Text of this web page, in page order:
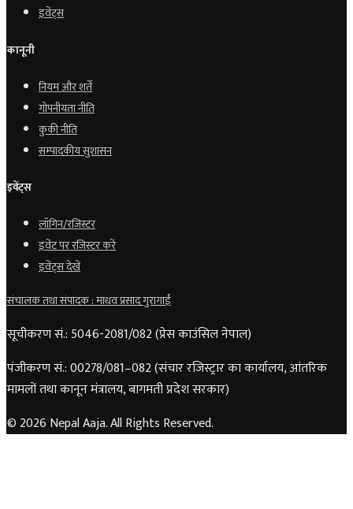
इवेंट्स
कानूनी
नियम और शर्तें
गोपनीयता नीति
कुकी नीति
सम्पादकीय सुशासन
इवेंट्स
लॉगिन/रजिस्टर
इवेंट पर रजिस्टर करें
इवेंट्स देखें
संचालक तथा संपादक : माधव प्रसाद गुरागाईं
सूचीकरण सं.: 5046-2081/082 (प्रेस काउंसिल नेपाल)
पंजीकरण सं.: 00278/081–082 (संचार रजिस्ट्रार का कार्यालय, आंतरिक
मामलों तथा कानून मंत्रालय, बागमती प्रदेश सरकार)
© 2026 Nepal Aaja. All Rights Reserved.